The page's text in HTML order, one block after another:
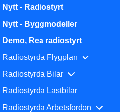
Nytt - Radiostyrt
Nytt - Byggmodeller
Demo, Rea radiostyrt
Radiostyrda Flygplan
Radiostyrda Bilar
Radiostyrda Lastbilar
Radiostyrda Arbetsfordon